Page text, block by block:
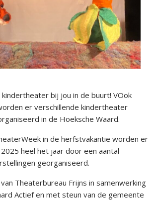
bij jou in de buurt! VOok
er verschillende kindertheater
in de Hoeksche Waard.
in de herfstvakantie worden er
heel het jaar door een aantal
georganiseerd.
Theaterbureau Frijns in samenwerking
Actief en met steun van de gemeente